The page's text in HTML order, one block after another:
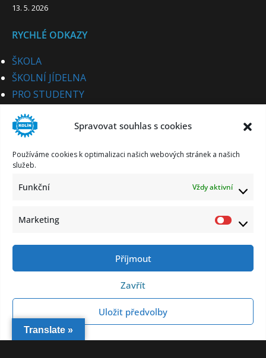
Spravovat souhlas s cookies
Používáme cookies k optimalizaci našich webových stránek a našich
služeb.
Funkční Vždy aktivní
Marketing
Příjmout
Zavřít
Uložit předvolby
13. 5. 2026
RYCHLÉ ODKAZY
ŠKOLA
ŠKOLNÍ JÍDELNA
PRO STUDENTY
PRO UCHAZEČE
STUDIJNÍ OBORY
PRO PARTNERY
KONTAKT
Zásady ochrany osobních údajů
Všechna práva vyhrazena © 2026
Vytvořeno na základěColorMag Proby ThemeGrill.
Translate »